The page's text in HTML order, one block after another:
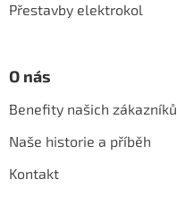
Přestavby elektrokol
O nás
Benefity našich zákazníků
Naše historie a příběh
Kontakt